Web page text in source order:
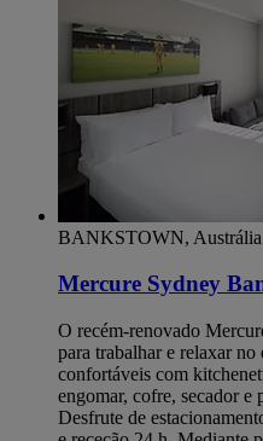
BANKSTOWN, Austrália
Mercure Sydney
O recém-renovado
para trabalhar e relaxar
confortáveis com
engomar, cofre, secador e
Desfrute de